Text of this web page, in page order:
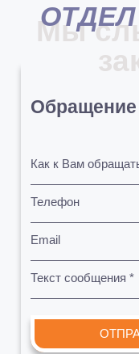
Обращение
Как к Вам
Телефон
Email
Текст сообщения *
Мы